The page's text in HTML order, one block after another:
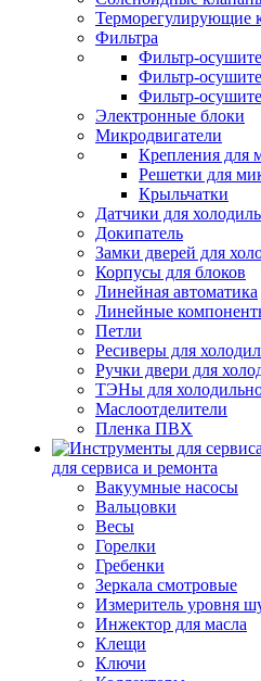
Терморегулирующие
Фильтра
Фильтр-
Фильтр-
Фильтр-
Электронные блоки
Микродвигатели
Крепления для
Решетки для
Крыльчатки
Датчики для
Докипатель
Замки дверей для
Корпусы для блоков
Линейная автоматика
Линейные
Петли
Ресиверы для
Ручки двери для
ТЭНы для
Маслоотделители
Пленка ПВХ
для сервиса и ремонта
Вакуумные насосы
Вальцовки
Весы
Горелки
Гребенки
Зеркала смотровые
Измеритель уровня
Инжектор для масла
Клещи
Ключи